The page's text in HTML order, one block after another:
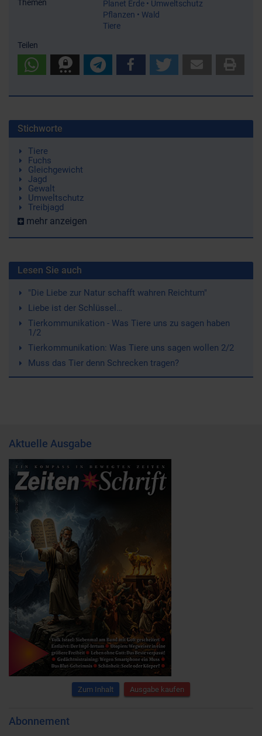
Themen
Planet Erde • Umweltschutz
Pflanzen • Wald
Tiere
Teilen
Stichworte
Tiere
Fuchs
Gleichgewicht
Jagd
Gewalt
Umweltschutz
Treibjagd
mehr anzeigen
Lesen Sie auch
"Die Liebe zur Natur schafft wahren Reichtum"
Liebe ist der Schlüssel…
Tierkommunikation - Was Tiere uns zu sagen haben
1/2
Tierkommunikation: Was Tiere uns sagen wollen 2/2
Muss das Tier denn Schrecken tragen?
Aktuelle Ausgabe
Zum Inhalt Ausgabe kaufen
Abonnement